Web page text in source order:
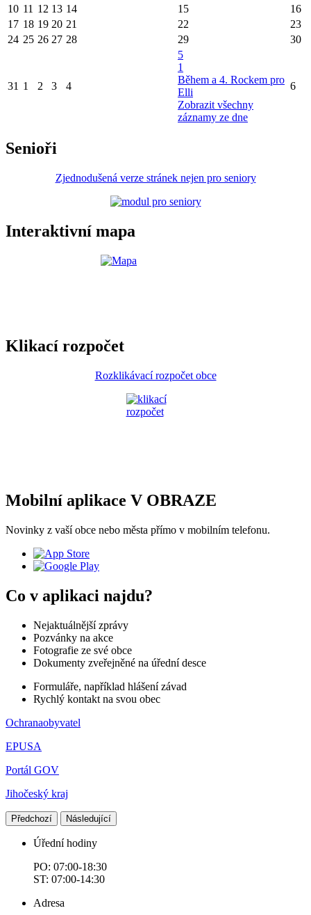
10 11 12 13 14 15
16
17 18 19 20 21 22
23
24 25 26 27 28 29 30
31 1 2 3 4
5
1
Během a 4. Rockem pro
Elli
Zobrazit všechny
záznamy ze dne
6
Senioři
Zjednodušená verze stránek nejen pro seniory
Interaktivní mapa
Klikací rozpočet
Rozklikávací rozpočet obce
Mobilní aplikace V OBRAZE
Novinky z vaší obce nebo města přímo v mobilním telefonu.
Co v aplikaci najdu?
Nejaktuálnější zprávy
Pozvánky na akce
Fotografie ze své obce
Dokumenty zveřejněné na úřední desce
Formuláře, například hlášení závad
Rychlý kontakt na svou obec
Ochranaobyvatel
EPUSA
Portál GOV
Jihočeský kraj
Předchozí Následující
Úřední hodiny
PO: 07:00-18:30
ST: 07:00-14:30
Adresa